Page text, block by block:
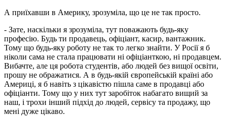
А приїхавши в Америку, зрозуміла, що це не так просто.
- Зате, наскільки я зрозуміла, тут поважають будь-яку
професію. Будь ти продавець, офіціант, касир, вантажник.
Тому що будь-яку роботу не так то легко знайти. У Росії я б
ніколи сама не стала працювати ні офіціанткою, ні продавцем.
Вибачте, але ця робота студентів, або людей без вищої освіти,
прошу не ображатися. А в будь-якій європейській країні або
Америці, я б навіть з цікавістю пішла саме в продавці або
офіціанти. Тому що у них тут заробіток набагато вищий за
наш, і трохи інший підхід до людей, сервісу та продажу, що
мені дуже цікаво.